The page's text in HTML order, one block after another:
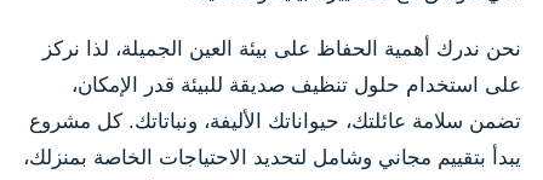
نحن ندرك أهمية الحفاظ على بيئة العين الجميلة، لذا نركز
على استخدام حلول تنظيف صديقة للبيئة قدر الإمكان،
تضمن سلامة عائلتك، حيواناتك الأليفة، ونباتاتك. كل مشروع
يبدأ بتقييم مجاني وشامل لتحديد الاحتياجات الخاصة بمنزلك،